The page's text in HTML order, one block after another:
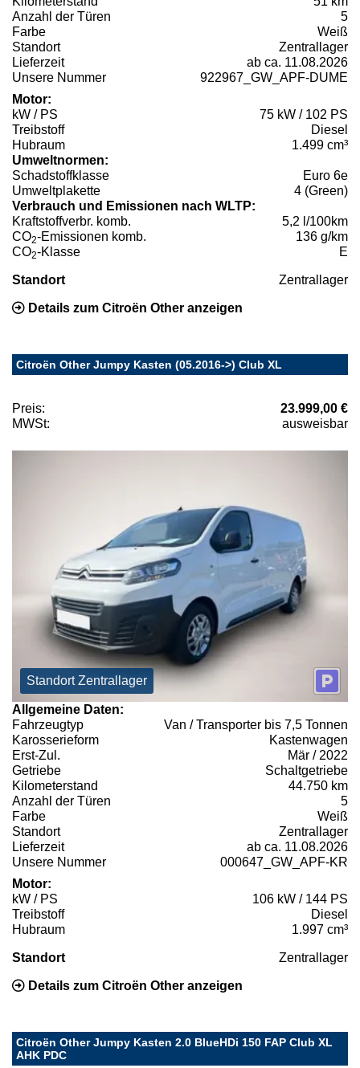
Anzahl der Türen
5
Farbe
Weiß
Standort
Zentrallager
Lieferzeit
ab ca. 11.08.2026
Unsere Nummer
922967_GW_APF-DUME
Motor:
kW / PS
75 kW / 102 PS
Treibstoff
Diesel
Hubraum
1.499 cm³
Umweltnormen:
Schadstoffklasse
Euro 6e
Umweltplakette
4 (Green)
Verbrauch und Emissionen nach WLTP:
Kraftstoffverbr. komb.
5,2 l/100km
CO2-Emissionen komb.
136 g/km
CO2-Klasse E
Standort Zentrallager
Details zum Citroën Other anzeigen
Citroën Other Jumpy Kasten (05.2016->) Club XL
Preis:
23.999,00 €
MWSt:
ausweisbar
Standort Zentrallager
Allgemeine Daten:
Fahrzeugtyp
Van / Transporter bis 7,5 Tonnen
Karosserieform
Kastenwagen
Erst-Zul.
Mär / 2022
Getriebe
Schaltgetriebe
Kilometerstand
44.750 km
Anzahl der Türen
5
Farbe
Weiß
Standort
Zentrallager
Lieferzeit
ab ca. 11.08.2026
Unsere Nummer
000647_GW_APF-KR
Motor:
kW / PS
106 kW / 144 PS
Treibstoff
Diesel
Hubraum
1.997 cm³
Standort Zentrallager
Details zum Citroën Other anzeigen
Citroën Other Jumpy Kasten 2.0 BlueHDi 150 FAP Club XL
AHK PDC